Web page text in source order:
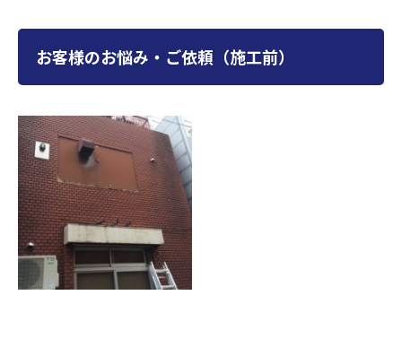
お客様のお悩み・ご依頼（施工前）